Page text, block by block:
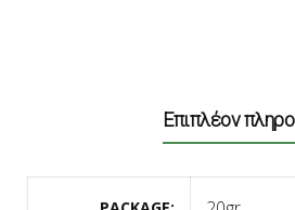
Επιπλέον